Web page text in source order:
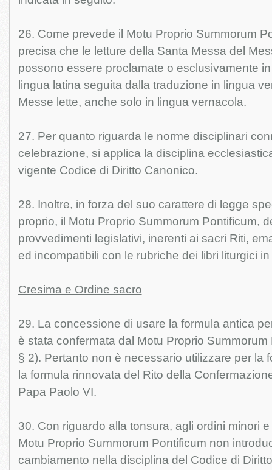
26. Come prevede il Motu Proprio Summorum
precisa che le letture della Santa Messa del
possono essere proclamate o esclusivamente
lingua latina seguita dalla traduzione in lingua
Messe lette, anche solo in lingua vernacola.
27. Per quanto riguarda le norme disciplinari
celebrazione, si applica la disciplina
vigente Codice di Diritto Canonico.
28. Inoltre, in forza del suo carattere di legge
proprio, il Motu Proprio Summorum Pontificum,
provvedimenti legislativi, inerenti ai sacri Riti,
ed incompatibili con le rubriche dei libri liturgici
Cresima e Ordine sacro
29. La concessione di usare la formula antica
è stata confermata dal Motu Proprio Summorum
§ 2). Pertanto non è necessario utilizzare per la
la formula rinnovata del Rito della
Papa Paolo VI.
30. Con riguardo alla tonsura, agli ordini minori
Motu Proprio Summorum Pontificum non
cambiamento nella disciplina del Codice di